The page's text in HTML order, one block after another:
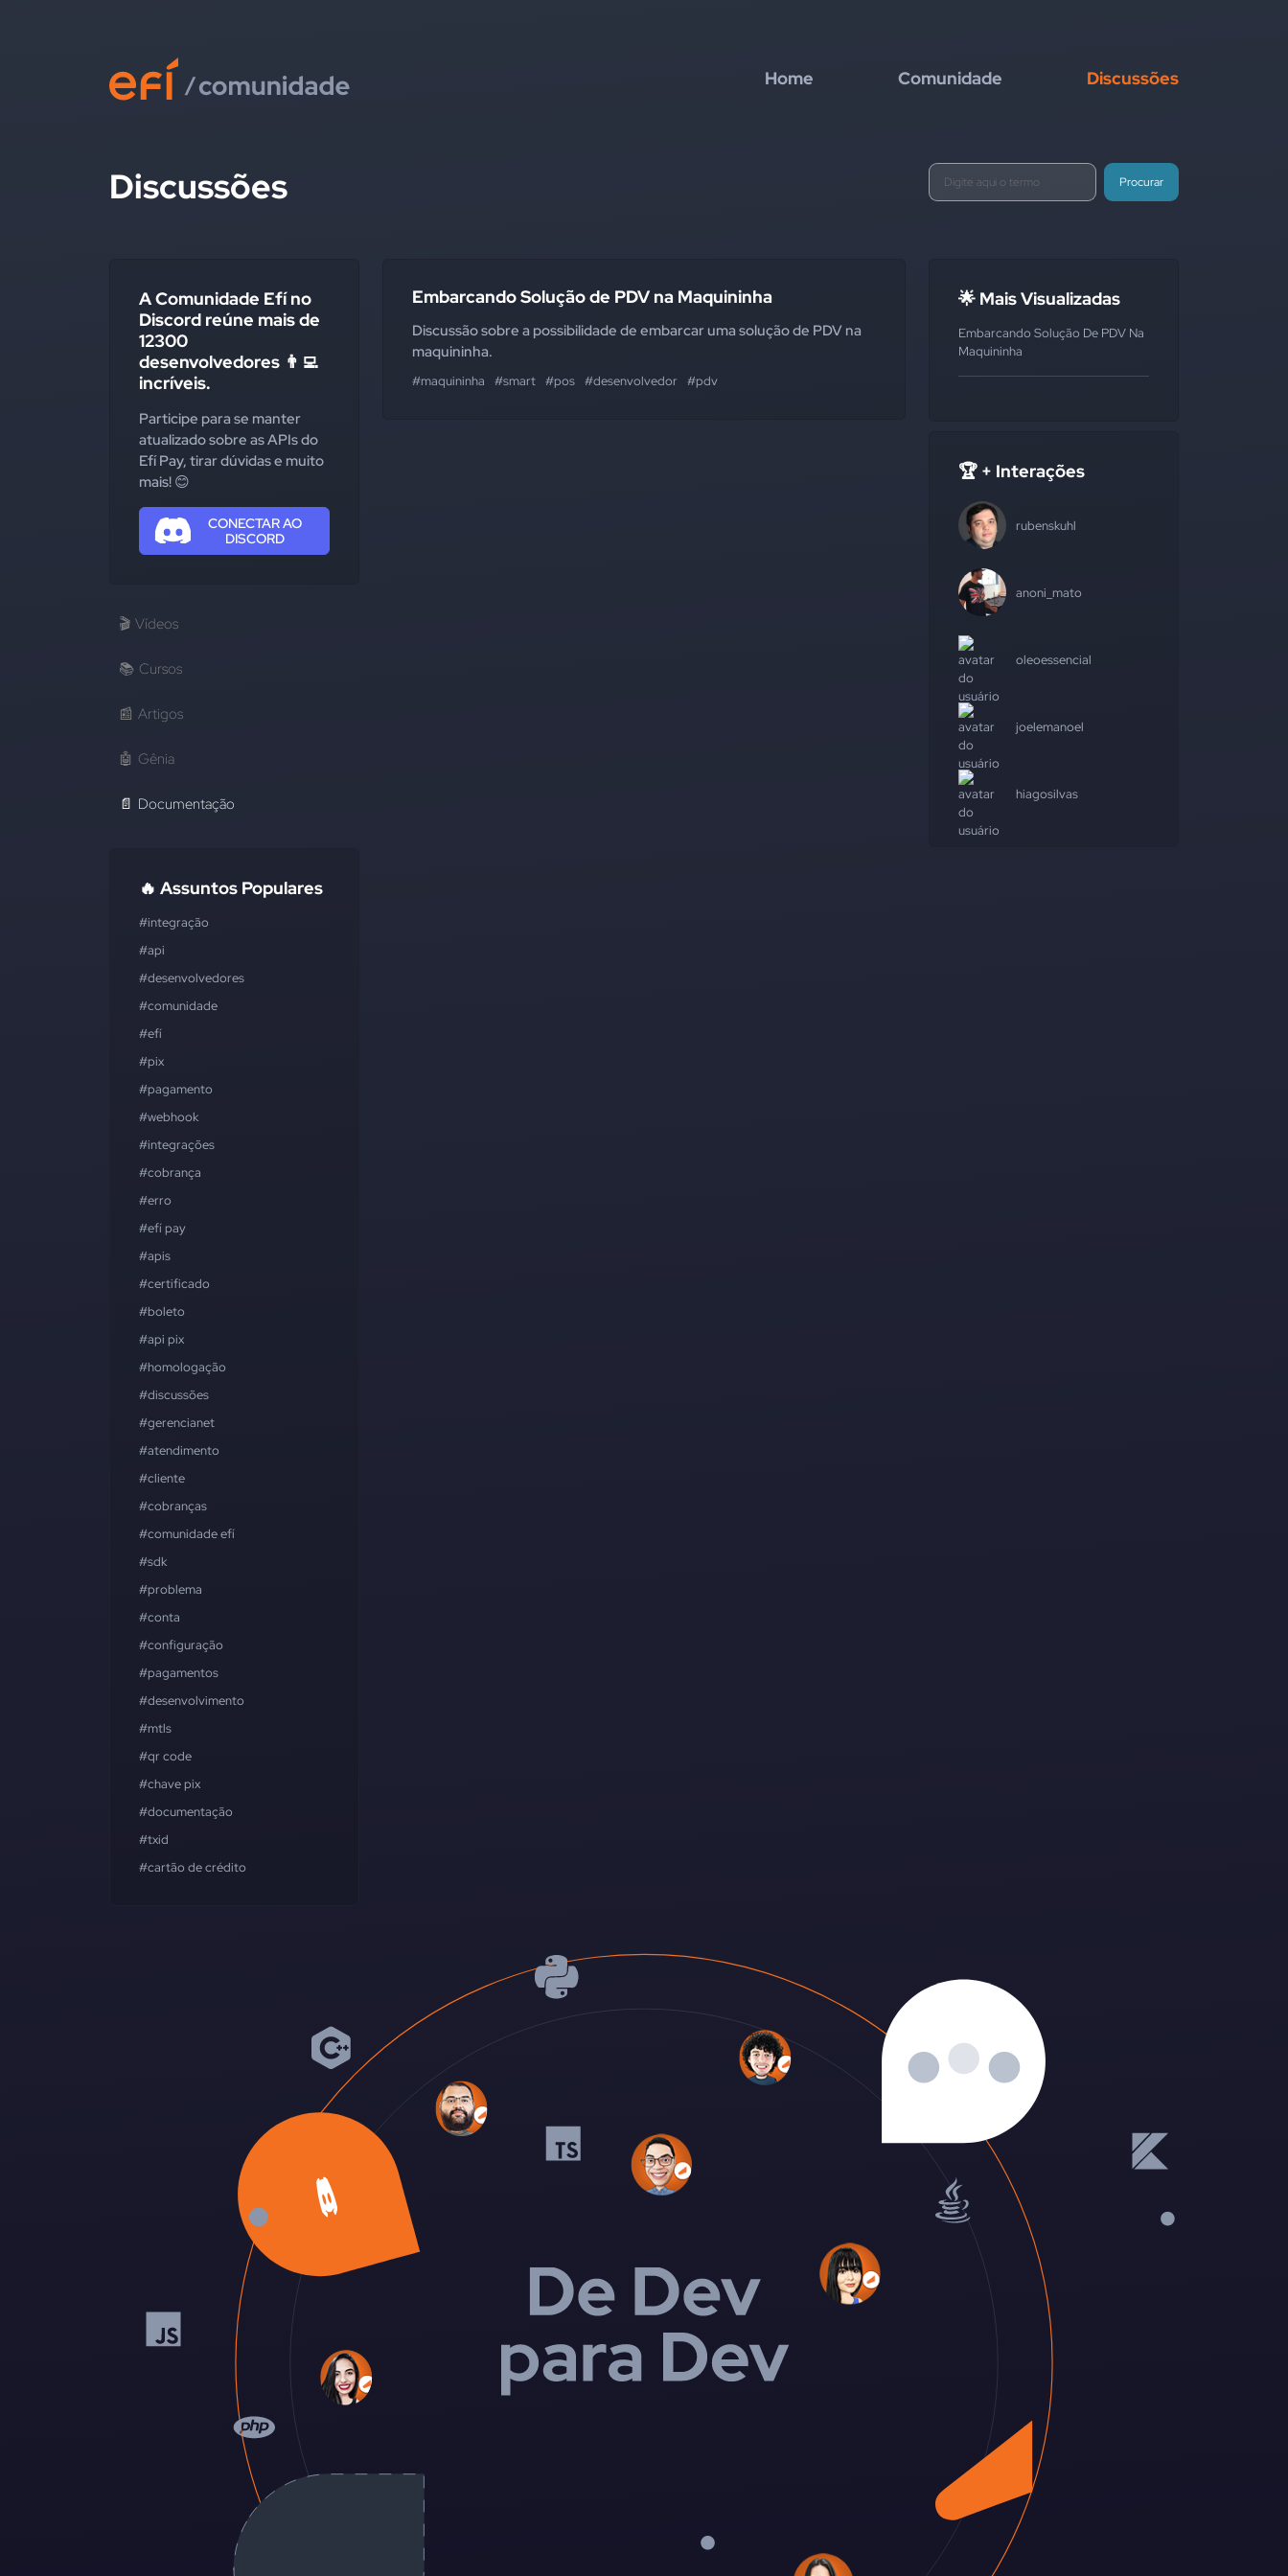
Home Comunidade Discussões
Discussões Procurar
A Comunidade Efí no
Discord reúne mais de
12300
desenvolvedores 👨‍💻
incríveis.
Participe para se manter
atualizado sobre as APIs do
Efí Pay, tirar dúvidas e muito
mais! 😊
CONECTAR AO
DISCORD
🎬 Vídeos
📚 Cursos
📰 Artigos
🤖 Gênia
📄 Documentação
🔥 Assuntos Populares
#integração
#api
#desenvolvedores
#comunidade
#efí
#pix
#pagamento
#webhook
#integrações
#cobrança
#erro
#efí pay
#apis
#certificado
#boleto
#api pix
#homologação
#discussões
#gerencianet
#atendimento
#cliente
#cobranças
#comunidade efí
#sdk
#problema
#conta
#configuração
#pagamentos
#desenvolvimento
#mtls
#qr code
#chave pix
#documentação
#txid
#cartão de crédito
Embarcando Solução de PDV na Maquininha
Discussão sobre a possibilidade de embarcar uma solução de PDV na
maquininha.
#maquininha #smart #pos #desenvolvedor #pdv
🌟 Mais Visualizadas
Embarcando Solução De PDV Na
Maquininha
🏆 + Interações
rubenskuhl
anoni_mato
oleoessencial
joelemanoel
hiagosilvas